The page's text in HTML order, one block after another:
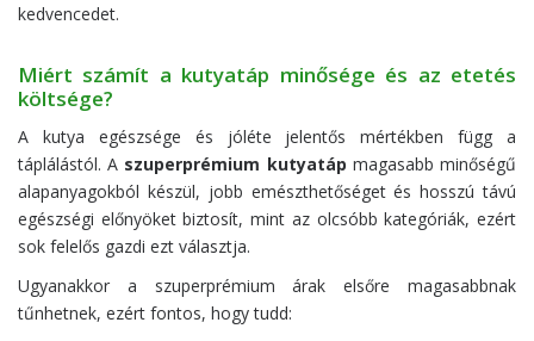
kedvencedet.
Miért számít a kutyatáp minősége és az etetés
költsége?
A kutya egészsége és jóléte jelentős mértékben függ a
táplálástól. A szuperprémium kutyatáp magasabb minőségű
alapanyagokból készül, jobb emészthetőséget és hosszú távú
egészségi előnyöket biztosít, mint az olcsóbb kategóriák, ezért
sok felelős gazdi ezt választja.
Ugyanakkor a szuperprémium árak elsőre magasabbnak
tűnhetnek, ezért fontos, hogy tudd: